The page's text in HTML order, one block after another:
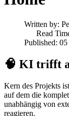
Written by:
Read
Published:
🧠 KI trifft
Kern des Projekts
auf dem die
unabhängig von
reagieren.